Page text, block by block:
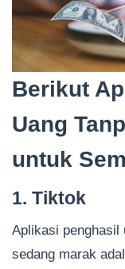
Berikut
Uang
untuk
1. Tiktok
Aplikasi penghasil
sedang marak